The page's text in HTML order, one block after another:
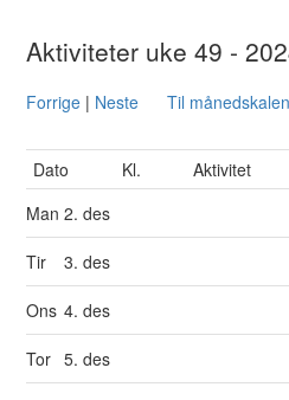
Aktiviteter uke 49 -
Forrige | Neste Til
Dato Kl. Aktivitet
Man2. des
Tir 3. des
Ons 4. des
Tor 5. des